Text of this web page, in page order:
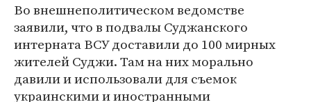
Во внешнеполитическом ведомстве
заявили, что в подвалы Суджанского
интерната ВСУ доставили до 100 мирных
жителей Суджи. Там на них морально
давили и использовали для съемок
украинскими и иностранными